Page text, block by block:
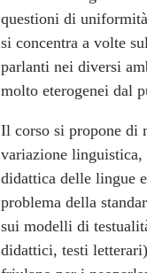
questioni di
si concentra a volte
parlanti nei diversi
molto eterogenei dal
Il corso si propone di
variazione linguistica,
didattica delle lingue
problema della
sui modelli di
didattici, testi